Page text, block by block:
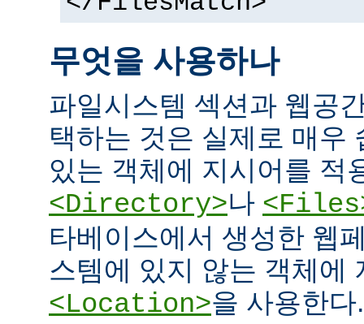
무엇을 사용하나
파일시스템 섹션과 웹공
택하는 것은 실제로 매우
있는 객체에 지시어를 적
<Directory>나
타베이스에서 생성한 웹
스템에 있지 않는 객체에
<Location>을 사용한다.